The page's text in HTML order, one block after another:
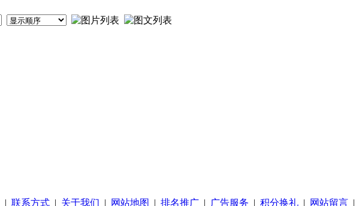
| 联系方式 | 关于我们 | 网站地图 | 排名推广 | 广告服务 | 积分换礼 | 网站留言 |